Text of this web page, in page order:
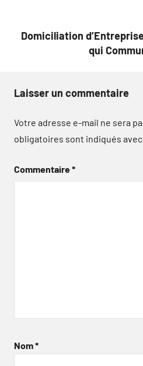
Domiciliation
qui
Laisser un commentaire
Votre adresse e-mail ne sera
obligatoires sont indiqués avec
Commentaire*
Nom*